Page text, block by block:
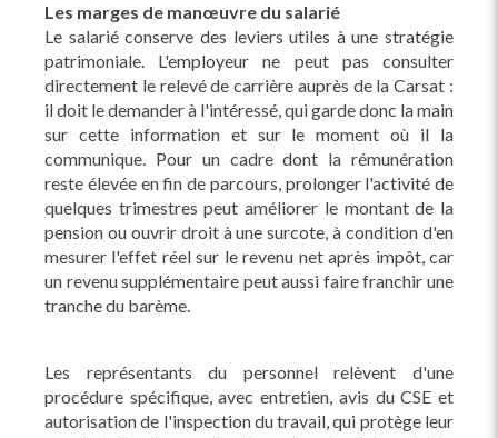
Les marges de manœuvre du salarié
Le salarié conserve des leviers utiles à une stratégie
patrimoniale. L'employeur ne peut pas consulter
directement le relevé de carrière auprès de la Carsat :
il doit le demander à l'intéressé, qui garde donc la main
sur cette information et sur le moment où il la
communique. Pour un cadre dont la rémunération
reste élevée en fin de parcours, prolonger l'activité de
quelques trimestres peut améliorer le montant de la
pension ou ouvrir droit à une surcote, à condition d'en
mesurer l'effet réel sur le revenu net après impôt, car
un revenu supplémentaire peut aussi faire franchir une
tranche du barème.
Les représentants du personnel relèvent d'une
procédure spécifique, avec entretien, avis du CSE et
autorisation de l'inspection du travail, qui protège leur